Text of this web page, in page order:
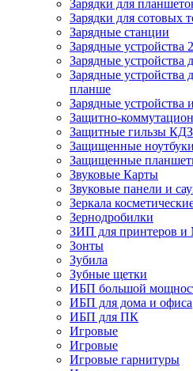
Зарядки для
Зарядки для сотовых
Зарядные станции
Зарядные устройства
Зарядные устройства
Зарядные устройства
планше
Зарядные устройства
Защитно-
Защитные гильзы
Защищенные ноутбуки
Защищенные
Звуковые Карты
Звуковые панели и
Зеркала
Зернодробилки
ЗИП для принтеров
Зонты
Зубила
Зубные щетки
ИБП большой
ИБП для дома и офиса
ИБП для ПК
Игровые
Игровые
Игровые гарнитуры